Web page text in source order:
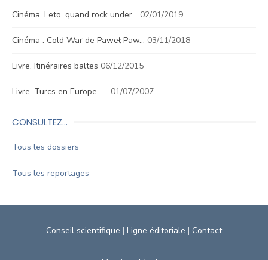
Cinéma. Leto, quand rock under… 02/01/2019
Cinéma : Cold War de Paweł Paw… 03/11/2018
Livre. Itinéraires baltes 06/12/2015
Livre. Turcs en Europe –… 01/07/2007
CONSULTEZ…
Tous les dossiers
Tous les reportages
Conseil scientifique | Ligne éditoriale | Contact